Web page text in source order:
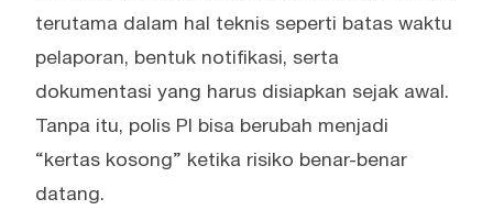
terutama dalam hal teknis seperti batas waktu
pelaporan, bentuk notifikasi, serta
dokumentasi yang harus disiapkan sejak awal.
Tanpa itu, polis PI bisa berubah menjadi
“kertas kosong” ketika risiko benar-benar
datang.